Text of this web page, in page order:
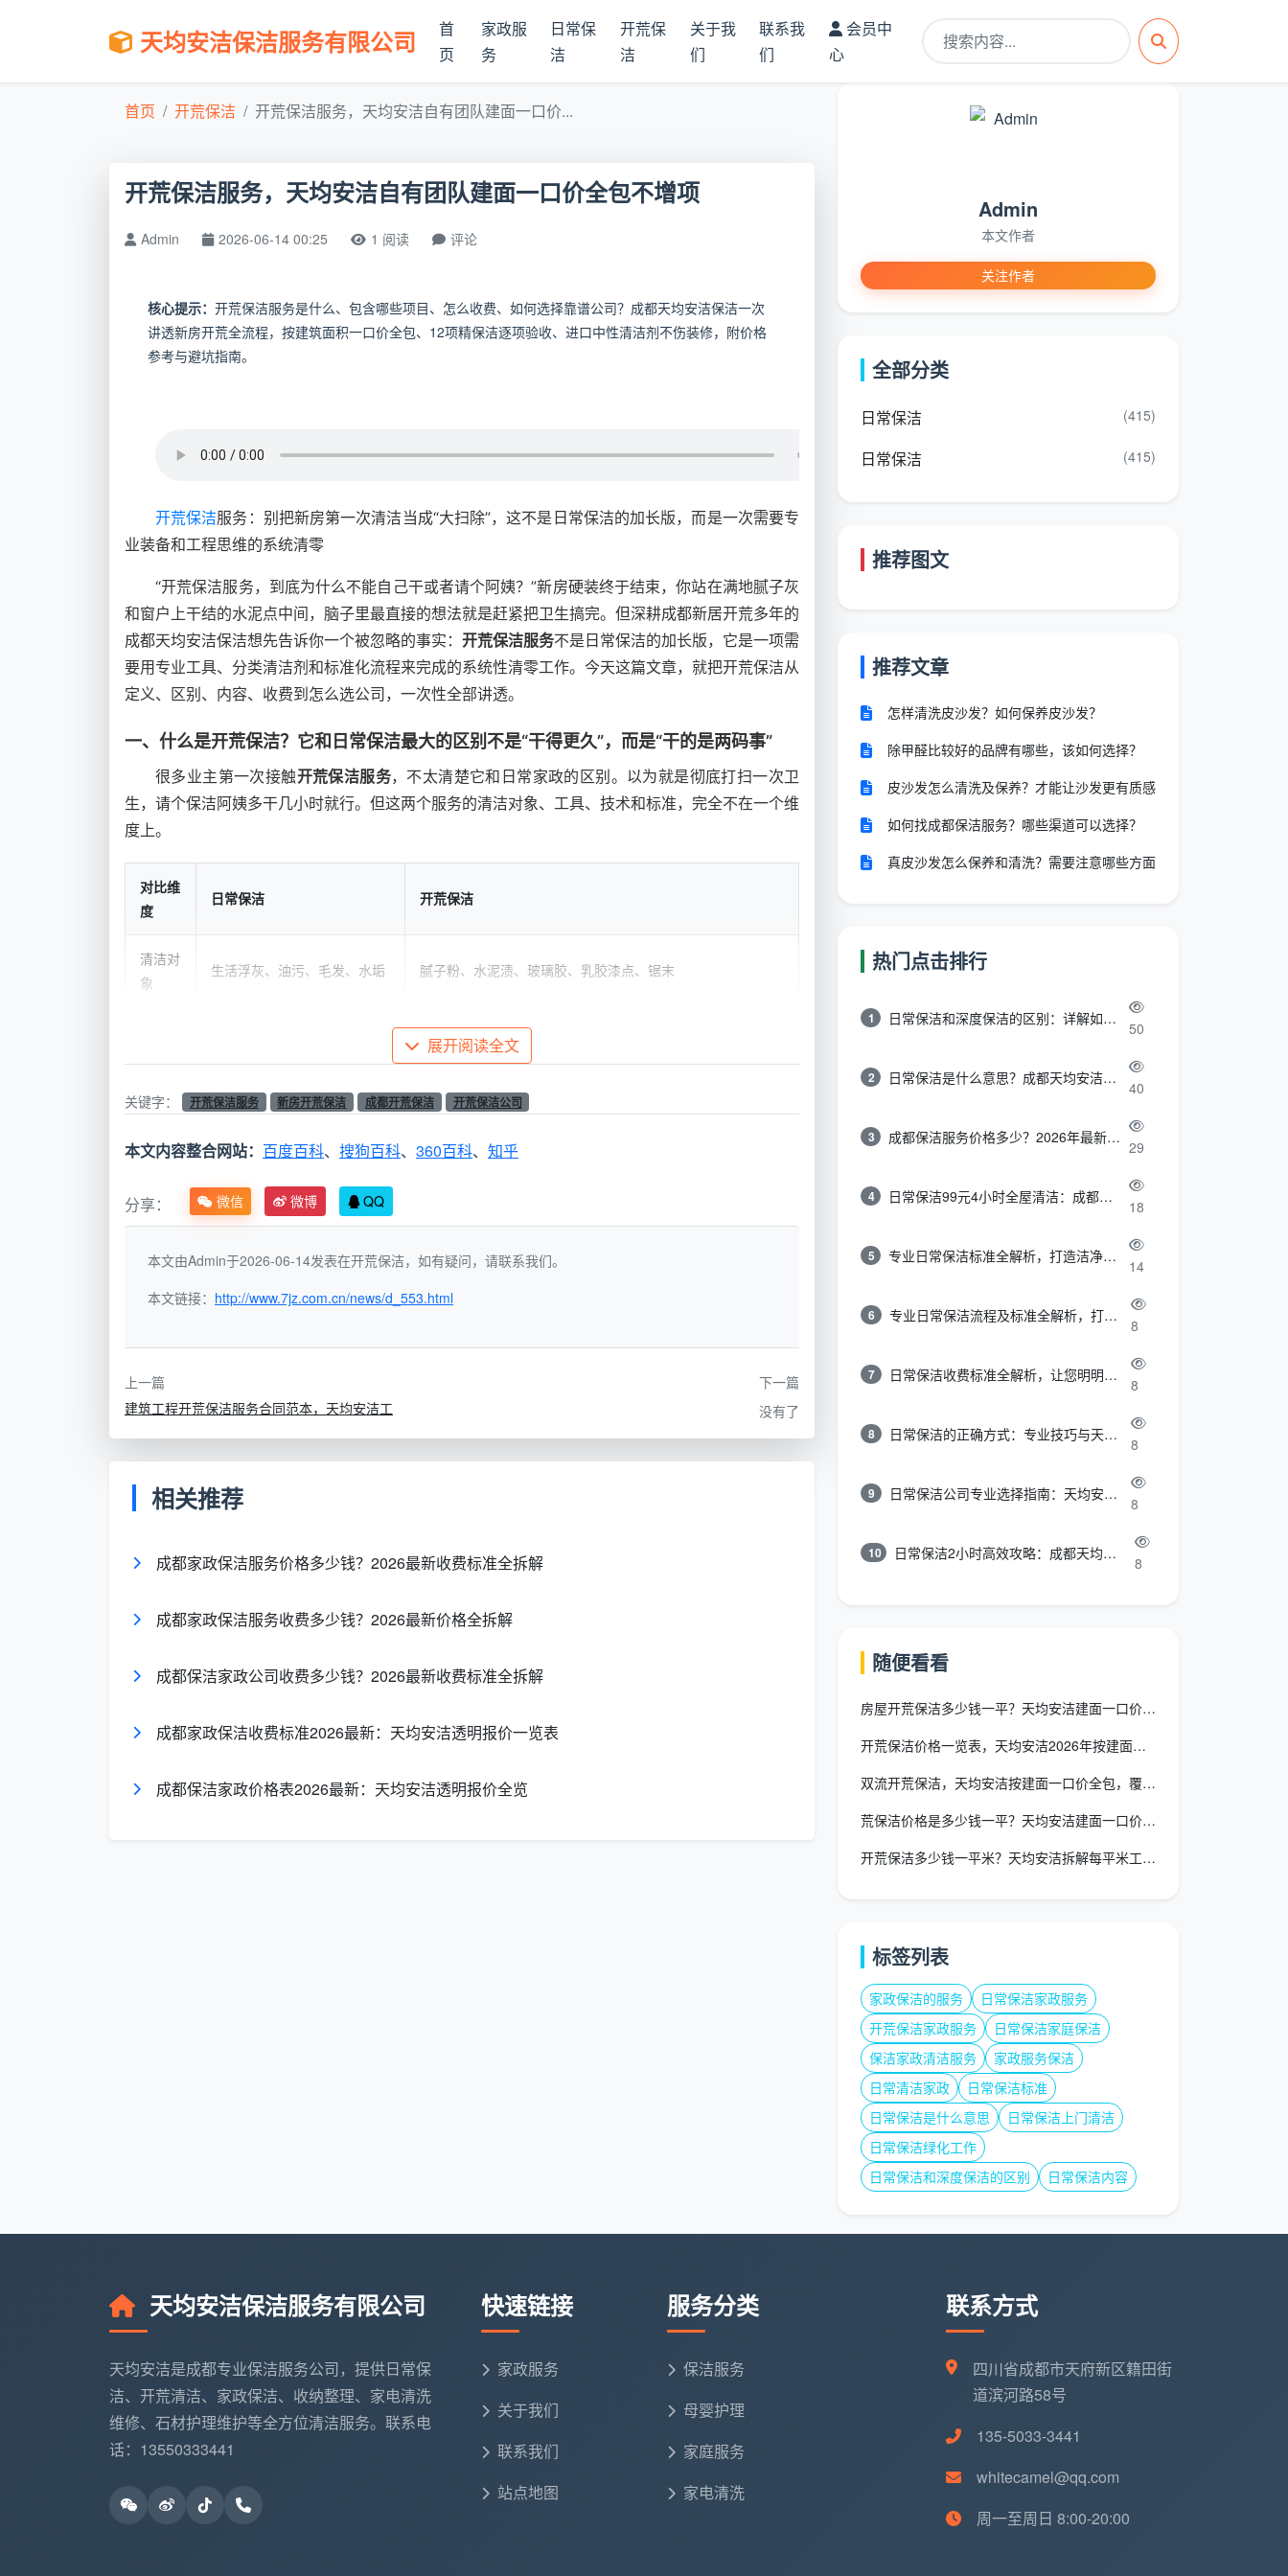
天均安洁保洁服务有限公司
首
页
家政服
务
日常保
洁
开荒保
洁
关于我
们
联系我
们
会员中
心
首页 开荒保洁 开荒保洁服务，天均安洁自有团队建面一口价...
开荒保洁服务，天均安洁自有团队建面一口价全包不增项
Admin 2026-06-14 00:25 1 阅读 评论
核心提示： 开荒保洁服务是什么、包含哪些项目、怎么收费、如何选择靠谱公司？成都天均安洁保洁一次
讲透新房开荒全流程，按建筑面积一口价全包、12项精保洁逐项验收、进口中性清洁剂不伤装修，附价格
参考与避坑指南。
开荒保洁服务：别把新房第一次清洁当成“大扫除”，这不是日常保洁的加长版，而是一次需要专
业装备和工程思维的系统清零
“开荒保洁服务，到底为什么不能自己干或者请个阿姨？”新房硬装终于结束，你站在满地腻子灰
和窗户上干结的水泥点中间，脑子里最直接的想法就是赶紧把卫生搞完。但深耕成都新居开荒多年的
成都天均安洁保洁想先告诉你一个被忽略的事实： 开荒保洁服务不是日常保洁的加长版，它是一项需
要用专业工具、分类清洁剂和标准化流程来完成的系统性清零工作。今天这篇文章，就把开荒保洁从
定义、区别、内容、收费到怎么选公司，一次性全部讲透。
一、什么是开荒保洁？它和日常保洁最大的区别不是“干得更久”，而是“干的是两码事”
很多业主第一次接触开荒保洁服务，不太清楚它和日常家政的区别。以为就是彻底打扫一次卫
生，请个保洁阿姨多干几小时就行。但这两个服务的清洁对象、工具、技术和标准，完全不在一个维
度上。
对比维
度
日常保洁 开荒保洁
清洁对
象
生活浮灰、油污、毛发、水垢 腻子粉、水泥渍、玻璃胶、乳胶漆点、锯末
大功率商用吸尘吸水机、专业铲刀组、玻璃刮、伸缩杆、进口
中性清洁剂
清洁深
可见表面：地面、台面、家具
全屋无死角：含柜内、窗轨凹槽、开关面板、空调风口、踢脚
长
1人2-3小时
准
肉眼看着干净，垃圾清倒 目视无尘、手触无灰、地漏无杂物、轨道无碎屑
零，它们会藏在家里的每一个角落——窗轨里、柜子深处、踢脚线上沿——在今后的生活中慢慢释放
出来，持续影响居住品质。
在成都天均安洁保洁，新房开荒保洁被固化为12项精保洁标准工序。每一项都有明确的做法和
验收标准，做完一项勾一项，业主逐项验收：
玻璃无水痕手印，轨道手触无灰
洁净，灯槽内无积尘
开关灯具擦拭：全屋开关插座面板边缘腻子清理，筒灯射灯表面擦拭——验收标准：面板四周无
厨房深度除垢：吊柜地柜内外及抽屉全拆吸尘擦拭，台面漆点胶点铲除，烟机灶具墙面瓷砖清洁
三、开荒保洁怎么收费？三种计价方式只有一种不坑
”你会发现报价从几百到两千多都有，根源在于计价方式完全不同。
计价方式 常见说法 真实情况
阳台飘窗过道全计入面积，建面100㎡被量
到115㎡以上；只含表面粗清
面积注水，入
住标准达不到
按项目拆包
展开阅读全文
关键字： 开荒保洁服务 新房开荒保洁 成都开荒保洁 开荒保洁公司
本文内容整合网站： 百度百科、 搜狗百科、 360百科、 知乎
分享： 微信 微博 QQ
本文由Admin于2026-06-14发表在开荒保洁，如有疑问，请联系我们。
本文链接： http://www.7jz.com.cn/news/d_553.html
上一篇
建筑工程开荒保洁服务合同范本，天均安洁工
下一篇
没有了
相关推荐
成都家政保洁服务价格多少钱？2026最新收费标准全拆解
成都家政保洁服务收费多少钱？2026最新价格全拆解
成都保洁家政公司收费多少钱？2026最新收费标准全拆解
成都家政保洁收费标准2026最新：天均安洁透明报价一览表
成都保洁家政价格表2026最新：天均安洁透明报价全览
Admin
本文作者
关注作者
全部分类
日常保洁 (415)
日常保洁 (415)
推荐图文
推荐文章
怎样清洗皮沙发？如何保养皮沙发？
除甲醛比较好的品牌有哪些，该如何选择？
皮沙发怎么清洗及保养？才能让沙发更有质感
如何找成都保洁服务？哪些渠道可以选择？
真皮沙发怎么保养和清洗？需要注意哪些方面
热门点击排行
1 日常保洁和深度保洁的区别：详解如何选择最适合的清洁服务
50
2 日常保洁是什么意思？成都天均安洁带你快速区分“日常vs深度vs开荒”
40
3 成都保洁服务价格多少？2026年最新报价表来了，这一篇看透所有费用
29
4 日常保洁99元4小时全屋清洁：成都天均安洁保洁超值服务全解析
18
5 专业日常保洁标准全解析，打造洁净舒适生活空间
14
6 专业日常保洁流程及标准全解析，打造洁净舒适环境
8
7 日常保洁收费标准全解析，让您明明白白消费
8
8 日常保洁的正确方式：专业技巧与天均安洁保洁服务全解析
8
9 日常保洁公司专业选择指南：天均安洁保洁服务全解析
8
10 日常保洁2小时高效攻略：成都天均安洁保洁专业时间管理方案
8
随便看看
房屋开荒保洁多少钱一平？天均安洁建面一口价12-15元/㎡全
开荒保洁价格一览表，天均安洁2026年按建面一口价全包透明报
双流开荒保洁，天均安洁按建面一口价全包，覆盖双流全境
荒保洁价格是多少钱一平？天均安洁建面一口价12-15元/㎡全
开荒保洁多少钱一平米？天均安洁拆解每平米工序密度与真实报价
标签列表
家政保洁的服务
日常保洁家政服务
开荒保洁家政服务
日常保洁家庭保洁
保洁家政清洁服务
家政服务保洁
日常清洁家政
日常保洁标准
日常保洁是什么意思
日常保洁上门清洁
日常保洁绿化工作
日常保洁和深度保洁的区别
日常保洁内容
天均安洁保洁服务有限公司
天均安洁是成都专业保洁服务公司，提供日常保
洁、开荒清洁、家政保洁、收纳整理、家电清洗
维修、石材护理维护等全方位清洁服务。联系电
话：13550333441
快速链接
家政服务
关于我们
联系我们
站点地图
服务分类
保洁服务
母婴护理
家庭服务
家电清洗
联系方式
四川省成都市天府新区籍田街
道滨河路58号
135-5033-3441
whitecamel@qq.com
周一至周日 8:00-20:00